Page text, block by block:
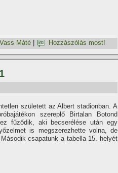
Vass Máté Hozzászólás most!
született az Albert stadionban. A
szereplő Birtalan Botond
fűződik, aki becserélése után egy
is megszerezhette volna, de
csapatunk a tabella 15. helyét